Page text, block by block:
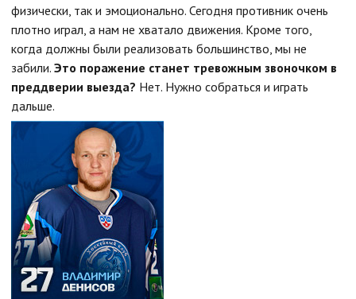
физически, так и эмоционально. Сегодня противник очень
плотно играл, а нам не хватало движения. Кроме того,
когда должны были реализовать большинство, мы не
забили. Это поражение станет тревожным звоночком в
преддверии выезда? Нет. Нужно собраться и играть
дальше.